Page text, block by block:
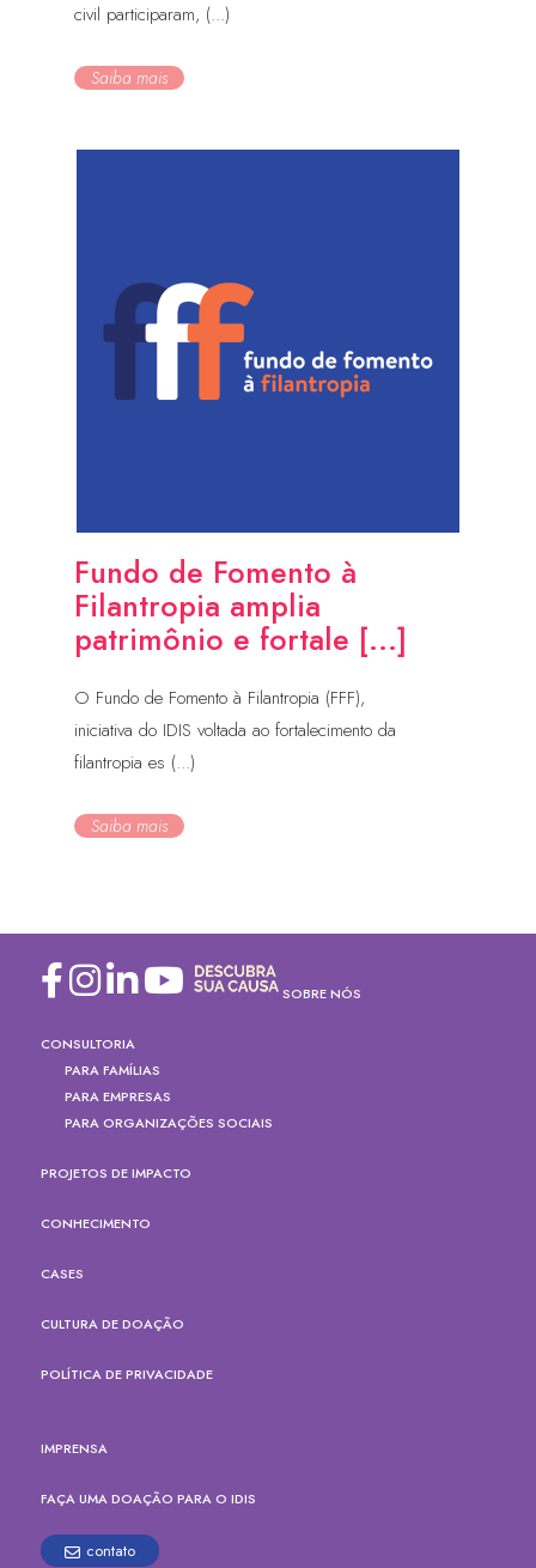
civil participaram, (...)
Saiba mais
Fundo de Fomento à
Filantropia amplia
patrimônio e fortale [...]
O Fundo de Fomento à Filantropia (FFF),
iniciativa do IDIS voltada ao fortalecimento da
filantropia es (...)
Saiba mais
SOBRE NÓS
CONSULTORIA
PARA FAMÍLIAS
PARA EMPRESAS
PARA ORGANIZAÇÕES SOCIAIS
PROJETOS DE IMPACTO
CONHECIMENTO
CASES
CULTURA DE DOAÇÃO
POLÍTICA DE PRIVACIDADE
IMPRENSA
FAÇA UMA DOAÇÃO PARA O IDIS
contato